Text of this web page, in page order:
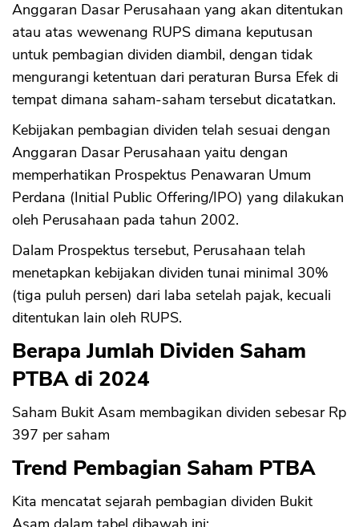
Anggaran Dasar Perusahaan yang akan ditentukan
atau atas wewenang RUPS dimana keputusan
untuk pembagian dividen diambil, dengan tidak
mengurangi ketentuan dari peraturan Bursa Efek di
tempat dimana saham-saham tersebut dicatatkan.
Kebijakan pembagian dividen telah sesuai dengan
Anggaran Dasar Perusahaan yaitu dengan
memperhatikan Prospektus Penawaran Umum
Perdana (Initial Public Offering/IPO) yang dilakukan
oleh Perusahaan pada tahun 2002.
Dalam Prospektus tersebut, Perusahaan telah
menetapkan kebijakan dividen tunai minimal 30%
(tiga puluh persen) dari laba setelah pajak, kecuali
ditentukan lain oleh RUPS.
Berapa Jumlah Dividen Saham
PTBA di 2024
Saham Bukit Asam membagikan dividen sebesar Rp
397 per saham
Trend Pembagian Saham PTBA
Kita mencatat sejarah pembagian dividen Bukit